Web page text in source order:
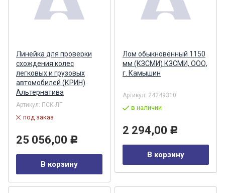
Линейка для проверки
схождения колес
легковых и грузовых
автомобилей (КРИН)
Альтернатива
Артикул: ПСК-ЛГ
под заказ
25 056,00 Р
В корзину
Лом обыкновенный 1150
мм (КЗСМИ) КЗСМИ, ООО,
г. Камышин
Артикул: 24249310
в наличии
2 294,00 Р
В корзину